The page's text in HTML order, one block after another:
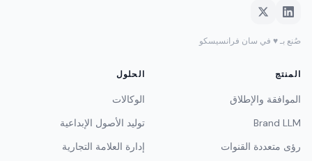
صُنع بـ ♥ في سان فرانسيسكو
المنتج
الموافقة والإطلاق
Brand LLM
رؤى متعددة القنوات
الحلول
الوكالات
توليد الأصول الإبداعية
إدارة العلامة التجارية